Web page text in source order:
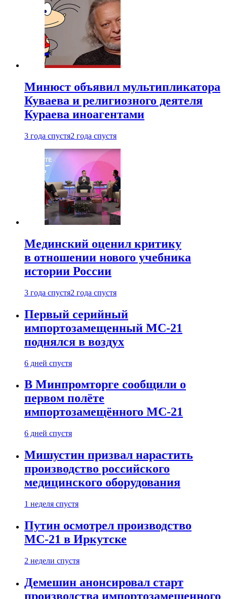
Минюст объявил мультипликатора
Куваева и религиозного деятеля
Кураева иноагентами
3 года спустя2 года спустя
Мединский оценил критику
в отношении нового учебника
истории России
3 года спустя2 года спустя
Первый серийный
импортозамещенный МС-21
поднялся в воздух
6 дней спустя
В Минпромторге сообщили о
первом полёте
импортозамещённого МС-21
6 дней спустя
Мишустин призвал нарастить
производство российского
медицинского оборудования
1 неделя спустя
Путин осмотрел производство
МС-21 в Иркутске
2 недели спустя
Демешин анонсировал старт
производства импортозамещенного